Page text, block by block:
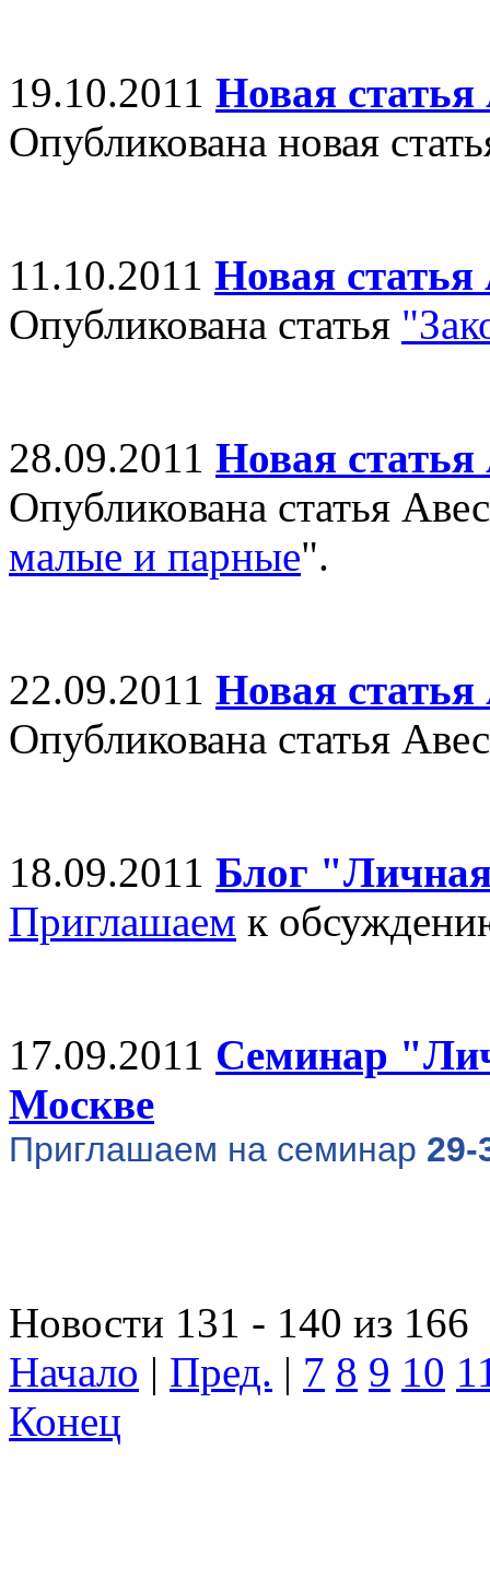
19.10.2011 Новая статья
Опубликована новая
11.10.2011 Новая статья
Опубликована статья
28.09.2011 Новая статья
Опубликована статья
малые и парные".
22.09.2011 Новая статья
Опубликована статья
18.09.2011 Блог
Приглашаем к
17.09.2011 Семинар
Москве
Приглашаем на семинар 29-
Новости 131 - 140 из 166
Начало | Пред. | 7 8 9 10
Конец